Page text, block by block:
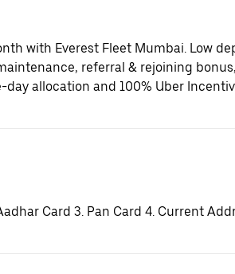
with Everest Fleet Mumbai. Low
referral & rejoining
day allocation and 100% Uber
Card 3. Pan Card 4. Current